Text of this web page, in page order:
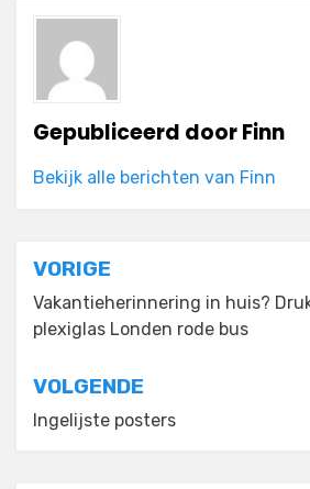
Gepubliceerd doorFinn
Bekijk alle berichten van Finn
Bericht
navigatie
VORIGE
Vakantieherinnering in huis?
plexiglas Londen rode bus
VOLGENDE
Ingelijste posters